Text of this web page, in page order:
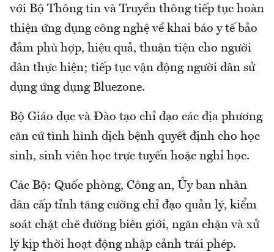
với Bộ Thông tin và Truyền thông tiếp tục hoàn
thiện ứng dụng công nghệ về khai báo y tế bảo
đảm phù hợp, hiệu quả, thuận tiện cho người
dân thực hiện; tiếp tục vận động người dân sử
dụng ứng dụng Bluezone.
Bộ Giáo dục và Đào tạo chỉ đạo các địa phương
căn cứ tình hình dịch bệnh quyết định cho học
sinh, sinh viên học trực tuyến hoặc nghỉ học.
Các Bộ: Quốc phòng, Công an, Ủy ban nhân
dân cấp tỉnh tăng cường chỉ đạo quản lý, kiểm
soát chặt chẽ đường biên giới, ngăn chặn và xử
lý kịp thời hoạt động nhập cảnh trái phép.